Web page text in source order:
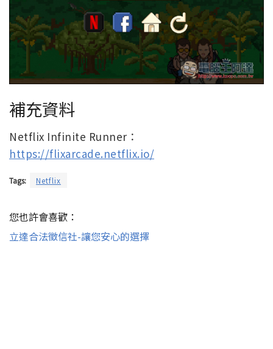
補充資料
Netflix Infinite Runner：
https://flixarcade.netflix.io/
Tags: Netflix
您也許會喜歡：
立達合法徵信社-讓您安心的選擇